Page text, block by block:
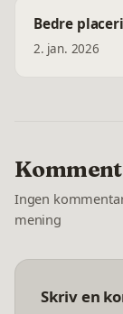
Bedre
2. jan. 2026
Ingen
mening
Skriv en